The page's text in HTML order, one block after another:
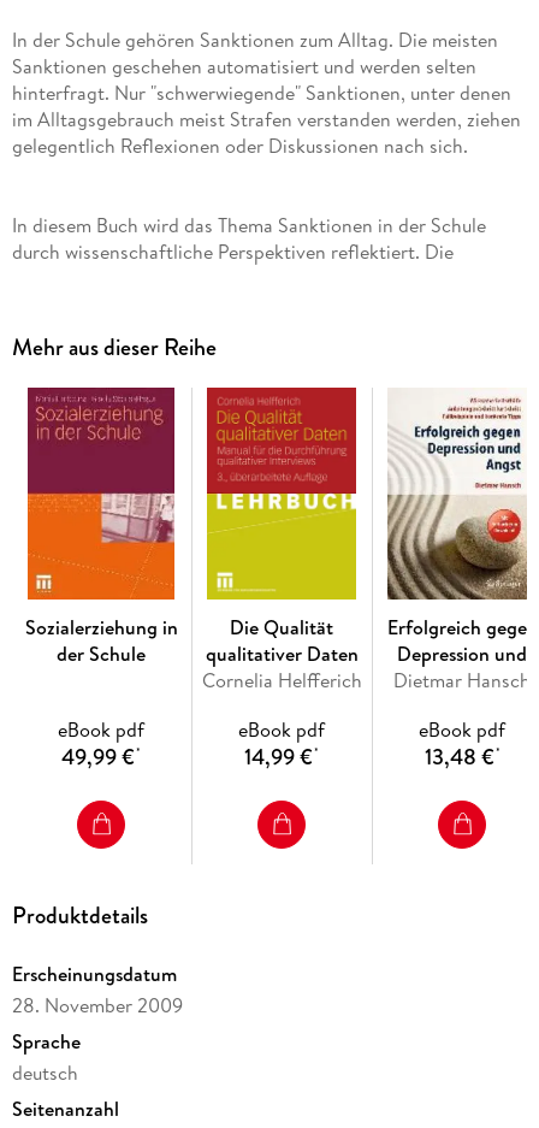
In der Schule gehören Sanktionen zum Alltag. Die meisten
Sanktionen geschehen automatisiert und werden selten
hinterfragt. Nur "schwerwiegende" Sanktionen, unter denen
im Alltagsgebrauch meist Strafen verstanden werden, ziehen
In diesem Buch wird das Thema Sanktionen in der Schule
durch wissenschaftliche Perspektiven reflektiert. Die
Forschung und der Pädagogischen Psychologie. Dieses
Fachwissen wird prägnant mit Belangen des schulischen
Alltags verbunden und durch viele alltagsnahe Beispiele
illustriert. Ziel des Buches ist es, die deutliche Kluft zwischen
Theorie und Praxis zu verringern.
Inhaltsverzeichnis
Die beiden Aufträge der Schule. - Der Status Quo in der
Schule. - Warum sanktionieren wir? . - Was passiert, wenn wir
sanktionieren? . - Was hilft? Theoretische Perspektiven und
Forschungsstand zur Effektivität verschiedener Maßnahmen
der Verhaltensänderung. - Die Schule als System. -
Mehr aus dieser Reihe
Sozialerziehung in
der Schule
eBook pdf
49,99 €*
Die Qualität
qualitativer Daten
Cornelia Helfferich
eBook pdf
14,99 €*
Erfolgreich gegen
Depression und
Angst
Dietmar Hansch
eBook pdf
13,48 €*
Produktdetails
Erscheinungsdatum
28. November 2009
Sprache
deutsch
Seitenanzahl